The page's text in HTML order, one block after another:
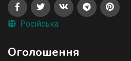
Російська
Оголошення